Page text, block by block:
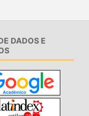
DADOS E